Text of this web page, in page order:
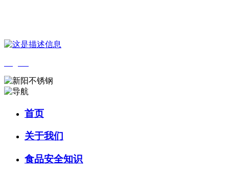
首页
关于我们
食品安全知识